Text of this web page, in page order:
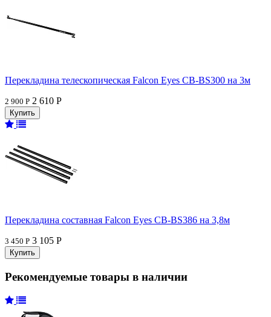
Перекладина телескопическая Falcon Eyes CB-BS300 на 3м
2 900 Р 2 610 Р
Перекладина составная Falcon Eyes CB-BS386 на 3,8м
3 450 Р 3 105 Р
Рекомендуемые товары в наличии